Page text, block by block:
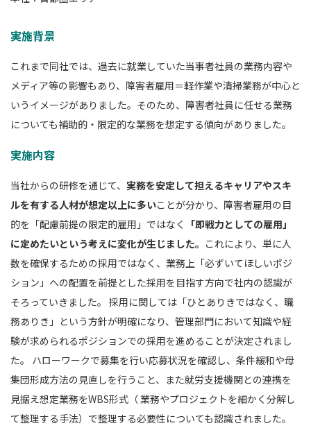
実施背景
これまで同社では、過去に就業していた当事者社員の業務内容や
メディア等の影響もあり、障害者雇用＝軽作業や清掃業務が中心と
いうイメージがありました。そのため、障害者社員に任せる業務
についても補助的・限定的な業務を想定する傾向がありました。
実施内容
当社からの研修を通じて、 実務を安定して担えるキャリアやスキ
ルを有する人材が想定以上に多いことが分かり、障害者雇用の目
的を「配慮前提の限定的雇用」ではなく
「即戦力としての雇用」
に定めたいという考えに変化が生じました。 これにより、単に人
数を確保するための採用ではなく、業務上「必ずいてほしいポジ
ション」への配置を前提とした採用を目指す方向で社内の認識が
そろっていきました。 採用に関しては「ひとありきではなく、職
務ありき」という方針が明確になり、管理部門において知識や経
験が求められるポジションでの採用を進めることが決定されまし
た。 ハローワークで募集を行い応募状況を確認し、条件緩和や母
集団形成方法の見直しを行うこと、また就労支援機関との連携を
見据え想定業務をWBS形式（業務やプロジェクトを細かく分解し
て整理する手法）で整理する必要性についても認識されました。